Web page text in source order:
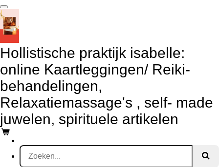
Ga
direct
naar
de
hoofdinhoud
Hollistische praktijk isabelle:
online Kaartleggingen/ Reiki-
behandelingen,
Relaxatiemassage's , self- made
juwelen, spirituele artikelen